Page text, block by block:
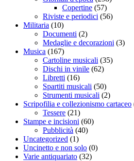
Copertine (57)
Riviste e periodici (56)
Militaria (10)
Documenti (2)
Medaglie e decorazioni (3)
Musica (167)
Cartoline musicali (35)
Dischi in vinile (62)
Libretti (16)
Spartiti musicali (50)
Strumenti musicali (2)
Scripofilia e collezionismo cartaceo
Tessere (21)
Stampe e incisioni (60)
Pubblicità (40)
Uncategorized (1)
Uncinetto e non solo (0)
Varie antiquariato (32)